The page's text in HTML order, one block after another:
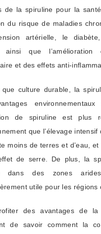
de la spiruline pour la
du risque de maladies
artérielle, le
ainsi que
et des effets anti-
que culture durable, la
de spiruline est plus
que l’élevage
moins de terres et d’eau,
de serre. De plus, la
dans des zones
utile pour les régions
des avantages de
de savoir comment la